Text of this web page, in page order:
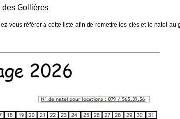
des Gollières
vous référer à cette liste afin de remettre les clés et le natel au